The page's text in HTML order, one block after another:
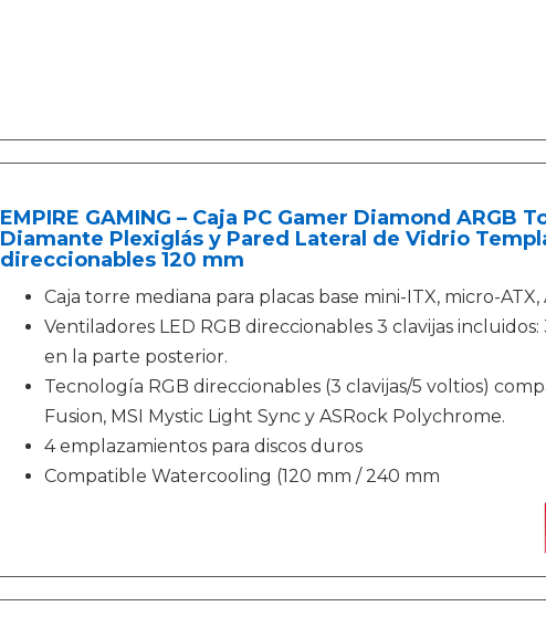
EMPIRE GAMING – Caja PC Gamer Diamond ARGB
Diamante Plexiglás y Pared Lateral de Vidrio
direccionables 120 mm
Caja torre mediana para placas base mini-ITX, micro-ATX,
Ventiladores LED RGB direccionables 3 clavijas
en la parte posterior.
Tecnología RGB direccionables (3 clavijas/5 voltios)
Fusion, MSI Mystic Light Sync y ASRock Polychrome.
4 emplazamientos para discos duros
Compatible Watercooling (120 mm / 240 mm